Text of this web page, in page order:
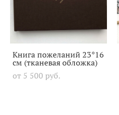
Книга пожеланий 23*16
см (тканевая обложка)
от 5 500 pуб.